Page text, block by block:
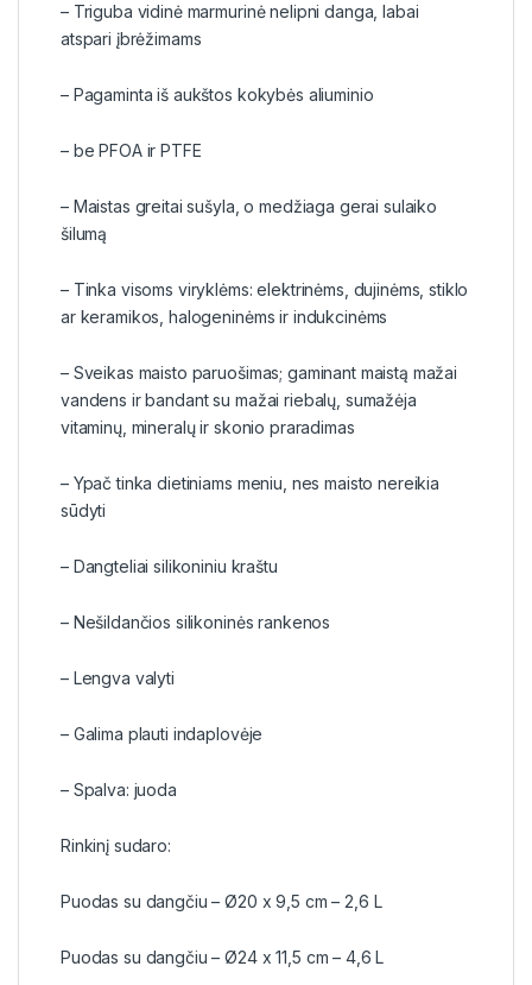
– Triguba vidinė marmurinė nelipni danga, labai
atspari įbrėžimams
– Pagaminta iš aukštos kokybės aliuminio
– be PFOA ir PTFE
– Maistas greitai sušyla, o medžiaga gerai sulaiko
šilumą
– Tinka visoms viryklėms: elektrinėms, dujinėms, stiklo
ar keramikos, halogeninėms ir indukcinėms
– Sveikas maisto paruošimas; gaminant maistą mažai
vandens ir bandant su mažai riebalų, sumažėja
vitaminų, mineralų ir skonio praradimas
– Ypač tinka dietiniams meniu, nes maisto nereikia
sūdyti
– Dangteliai silikoniniu kraštu
– Nešildančios silikoninės rankenos
– Lengva valyti
– Galima plauti indaplovėje
– Spalva: juoda
Rinkinį sudaro:
Puodas su dangčiu – Ø20 x 9,5 cm – 2,6 L
Puodas su dangčiu – Ø24 x 11,5 cm – 4,6 L